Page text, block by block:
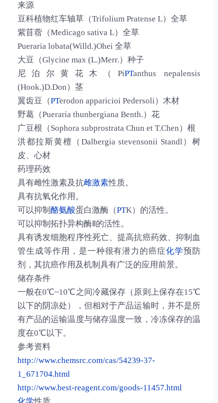
来源
豆科植物红车轴草（Trifolium Pratense L）全草
紫苜蓿（Medicago sativa L）全草
Pueraria lobata(Willd.)Ohei 全草
大豆（Glycine max (L.)Merr.）种子
尼泊尔黄花木（PiPTanthus nepalensis
(Hook.)D.Don）茎
翼齿豆（PTerodon apparicioi Pedersoli）木材
野葛（Pueraria thunbergiana Benth.）花
广豆根（Sophora subprostrata Chun et T.Chen）根
洪都拉斯黄檀（Dalbergia stevensonii Standl）树
皮、心材
药理药效
具有雌性激素及抗雌激素性质。
具有抗氧化作用。
可以抑制 酪氨酸蛋白激酶（PTK）的活性。
可以抑制拓扑异构酶Ⅱ的活性。
具有诱发细胞程序性死亡、提高抗癌药效、抑制血
管生成等作用，是一种很有潜力的癌症化学预防
剂，其抗癌作用及机制具有广泛的应用前景。
储存条件
一般在0℃~10℃之间冷藏保存（原则上保存在15℃
以下的阴凉处），但相对于产品运输时，并不是所
有产品的运输温度与储存温度一致，冷冻保存的温
度在0℃以下。
参考资料
http://www.chemsrc.com/cas/54239-37-
1_671704.html
http://www.best-reagent.com/goods-11457.html